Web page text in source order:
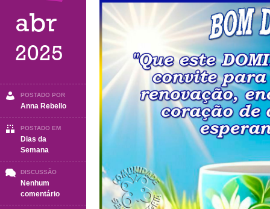
abr
2025
POSTADO POR
Anna Rebello
POSTADO EM
Dias da
Semana
DISCUSSÃO
Nenhum
comentárioem
DOMINGO